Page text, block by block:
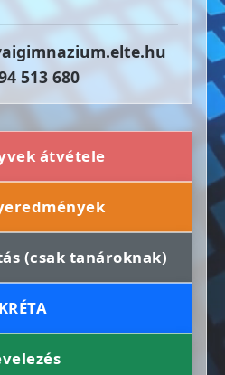
513 680
átvétele
(csak tanároknak)
KRÉTA